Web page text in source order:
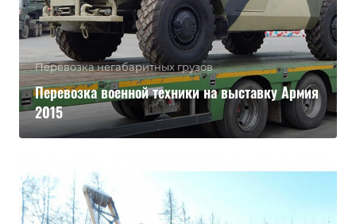
Перевозка негабаритных грузов
Перевозка военной техники на выставку Армия
2015